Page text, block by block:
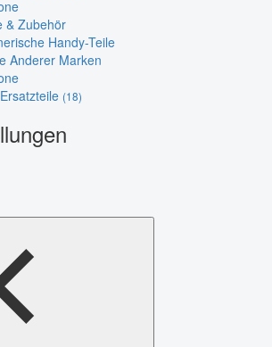
& Zubehör
Handy-Teile
Anderer Marken
(18)